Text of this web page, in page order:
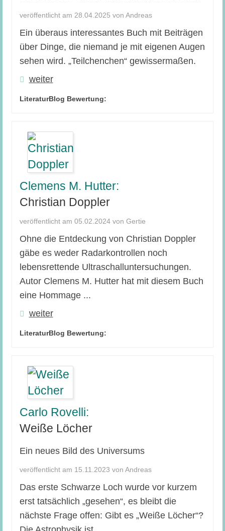
veröffentlicht am 28.04.2025 von Andreas
Ein überaus interessantes Buch mit Beiträgen
über Dinge, die niemand je mit eigenen Augen
sehen wird. „Teilchenchen“ gewissermaßen.
weiter
LiteraturBlog Bewertung:
Clemens M. Hutter:
Christian Doppler
veröffentlicht am 05.02.2024 von Gertie
Ohne die Entdeckung von Christian Doppler
gäbe es weder Radarkontrollen noch
lebensrettende Ultraschalluntersuchungen.
Autor Clemens M. Hutter hat mit diesem Buch
eine Hommage ...
weiter
LiteraturBlog Bewertung:
Carlo Rovelli:
Weiße Löcher
Ein neues Bild des Universums
veröffentlicht am 15.11.2023 von Andreas
Das erste Schwarze Loch wurde vor kurzem
erst tatsächlich „gesehen“, es bleibt die
nächste Frage offen: Gibt es „Weiße Löcher“?